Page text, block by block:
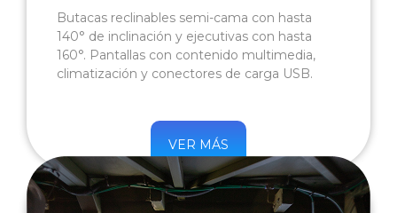
Butacas reclinables semi-cama con hasta
140° de inclinación y ejecutivas con hasta
160°. Pantallas con contenido multimedia,
climatización y conectores de carga USB.
VER MÁS